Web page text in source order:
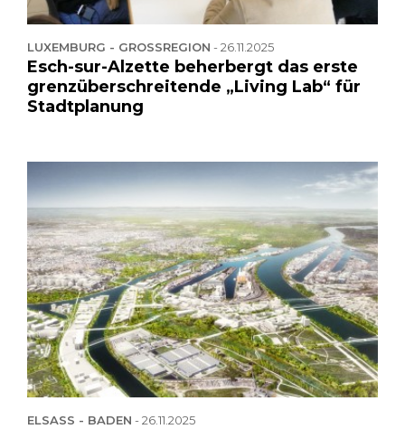
LUXEMBURG - GROSSREGION -26.11.2025
Esch-sur-Alzette beherbergt das erste
grenzüberschreitende „Living Lab“ für
Stadtplanung
ELSASS - BADEN -26.11.2025